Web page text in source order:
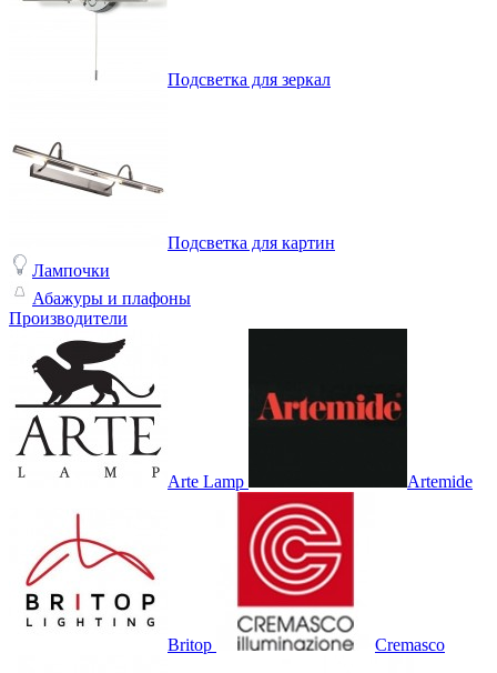
Подсветка для зеркал
Подсветка для картин
Лампочки
Абажуры и плафоны
Производители
Arte Lamp Artemide
Britop Cremasco